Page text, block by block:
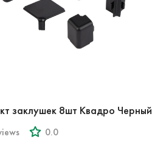
заклушек 8шт Квадро Черный
0.0